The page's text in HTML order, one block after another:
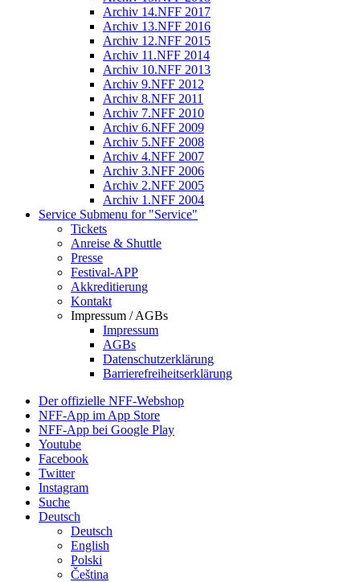
Archiv 14.NFF 2017
Archiv 13.NFF 2016
Archiv 12.NFF 2015
Archiv 11.NFF 2014
Archiv 10.NFF 2013
Archiv 9.NFF 2012
Archiv 8.NFF 2011
Archiv 7.NFF 2010
Archiv 6.NFF 2009
Archiv 5.NFF 2008
Archiv 4.NFF 2007
Archiv 3.NFF 2006
Archiv 2.NFF 2005
Archiv 1.NFF 2004
Service Submenu for "Service"
Tickets
Anreise & Shuttle
Presse
Festival-APP
Akkreditierung
Kontakt
Impressum / AGBs
Impressum
AGBs
Datenschutzerklärung
Barrierefreiheitserklärung
Der offizielle NFF-Webshop
NFF-App im App Store
NFF-App bei Google Play
Youtube
Facebook
Twitter
Instagram
Suche
Deutsch
Deutsch
English
Polski
Čeština